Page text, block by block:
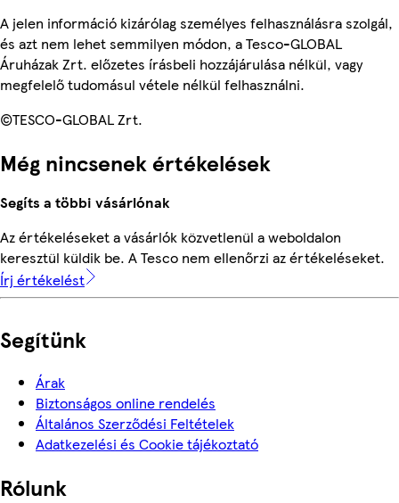
A jelen információ kizárólag személyes felhasználásra szolgál,
és azt nem lehet semmilyen módon, a Tesco-GLOBAL
Áruházak Zrt. előzetes írásbeli hozzájárulása nélkül, vagy
megfelelő tudomásul vétele nélkül felhasználni.
©TESCO-GLOBAL Zrt.
Még nincsenek értékelések
Segíts a többi vásárlónak
Az értékeléseket a vásárlók közvetlenül a weboldalon
keresztül küldik be. A Tesco nem ellenőrzi az értékeléseket.
Írj értékelést
Segítünk
Árak
Biztonságos online rendelés
Általános Szerződési Feltételek
Adatkezelési és Cookie tájékoztató
Rólunk